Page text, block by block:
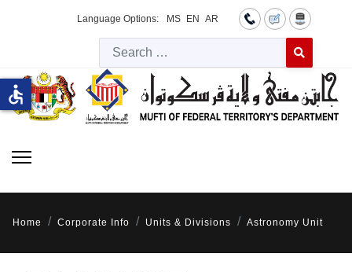
Language Options: MS EN AR
Type 2 or
Home Corporate Info Units & Divisions Astronomy Unit
accessible